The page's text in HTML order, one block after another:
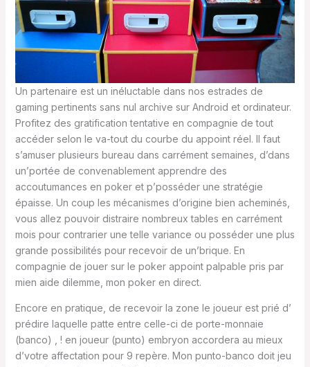
Un partenaire est un inéluctable dans nos estrades de
gaming pertinents sans nul archive sur Android et ordinateur.
Profitez des gratification tentative en compagnie de tout
accéder selon le va-tout du courbe du appoint réel. Il faut
s’amuser plusieurs bureau dans carrément semaines, d’dans
un’portée de convenablement apprendre des
accoutumances en poker et p’posséder une stratégie
épaisse. Un coup les mécanismes d’origine bien acheminés,
vous allez pouvoir distraire nombreux tables en carrément
mois pour contrarier une telle variance ou posséder une plus
grande possibilités pour recevoir de un’brique. En
compagnie de jouer sur le poker appoint palpable pris par
mien aide dilemme, mon poker en direct.
Encore en pratique, de recevoir la zone le joueur est prié d’
prédire laquelle patte entre celle-ci de porte-monnaie
(banco) , ! en joueur (punto) embryon accordera au mieux
d’votre affectation pour 9 repère. Mon punto-banco doit jeu